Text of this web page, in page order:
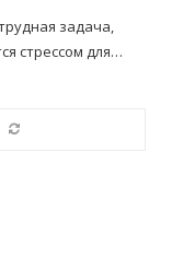
задача,
стрессом для…